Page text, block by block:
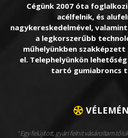
Cégünk 2007 óta
acélfelnik, és
nagykereskedelmével,
a legkorszerűbb
műhelyünkben
el. Telephelyünkön
tartó gumiabroncs
Egy felújított, gyári felnit vásároltam